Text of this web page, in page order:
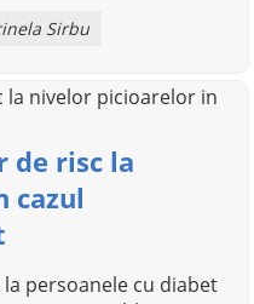
Sirbu
de risc la
cazul
persoanele cu diabet